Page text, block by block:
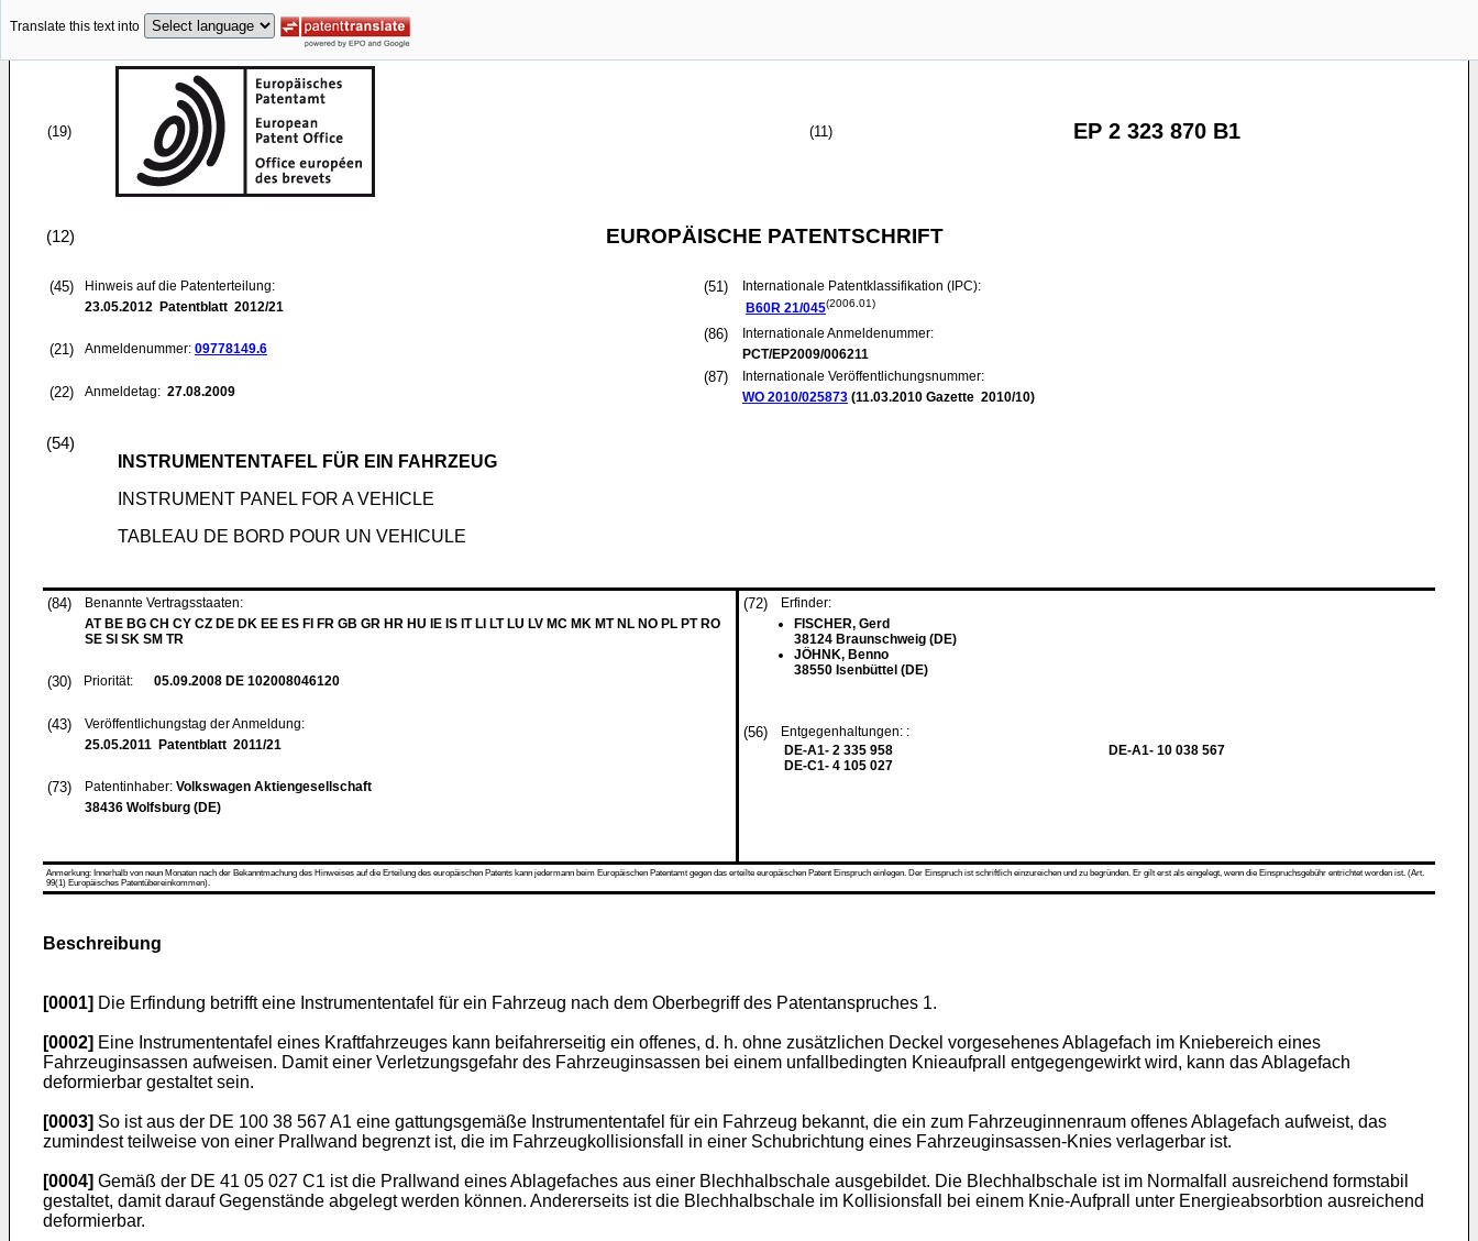
Translate this text into
(19) (11) EP 2 323 870 B1
(12) EUROPÄISCHE PATENTSCHRIFT
(45)
Hinweis auf die Patenterteilung:
23.05.2012 Patentblatt 2012/21
(21) Anmeldenummer: 09778149.6
(22) Anmeldetag: 27.08.2009
(51)
Internationale Patentklassifikation (IPC):
B60R 21/045(2006.01)
(86)
Internationale Anmeldenummer:
PCT/EP2009/006211
(87)
Internationale Veröffentlichungsnummer:
WO 2010/025873 (11.03.2010 Gazette 2010/10)
(54)
INSTRUMENTENTAFEL FÜR EIN FAHRZEUG
INSTRUMENT PANEL FOR A VEHICLE
TABLEAU DE BORD POUR UN VEHICULE
(84)
Benannte Vertragsstaaten:
AT BE BG CH CY CZ DE DK EE ES FI FR GB GR HR HU IE IS IT LI LT LU LV MC MK MT NL NO PL PT RO
SE SI SK SM TR
(30) Priorität: 05.09.2008 DE 102008046120
(43)
Veröffentlichungstag der Anmeldung:
25.05.2011 Patentblatt 2011/21
(73) Patentinhaber: Volkswagen Aktiengesellschaft
38436 Wolfsburg (DE)
(72)
Erfinder:
FISCHER, Gerd
38124 Braunschweig (DE)
JÖHNK, Benno
38550 Isenbüttel (DE)
(56)
Entgegenhaltungen: :
DE-A1- 2 335 958
DE-C1- 4 105 027
DE-A1- 10 038 567
Anmerkung: Innerhalb von neun Monaten nach der Bekanntmachung des Hinweises auf die Erteilung des europäischen Patents kann jedermann beim Europäischen Patentamt gegen das erteilte europäischen Patent Einspruch einlegen. Der Einspruch ist schriftlich einzureichen und zu begründen. Er gilt erst als eingelegt, wenn die Einspruchsgebühr entrichtet worden ist. (Art.
99(1) Europäisches Patentübereinkommen).
Beschreibung
[0001] Die Erfindung betrifft eine Instrumententafel für ein Fahrzeug nach dem Oberbegriff des Patentanspruches 1.
[0002] Eine Instrumententafel eines Kraftfahrzeuges kann beifahrerseitig ein offenes, d. h. ohne zusätzlichen Deckel vorgesehenes Ablagefach im Kniebereich eines
Fahrzeuginsassen aufweisen. Damit einer Verletzungsgefahr des Fahrzeuginsassen bei einem unfallbedingten Knieaufprall entgegengewirkt wird, kann das Ablagefach
deformierbar gestaltet sein.
[0003] So ist aus der DE 100 38 567 A1 eine gattungsgemäße Instrumententafel für ein Fahrzeug bekannt, die ein zum Fahrzeuginnenraum offenes Ablagefach aufweist, das
zumindest teilweise von einer Prallwand begrenzt ist, die im Fahrzeugkollisionsfall in einer Schubrichtung eines Fahrzeuginsassen-Knies verlagerbar ist.
[0004] Gemäß der DE 41 05 027 C1 ist die Prallwand eines Ablagefaches aus einer Blechhalbschale ausgebildet. Die Blechhalbschale ist im Normalfall ausreichend formstabil
gestaltet, damit darauf Gegenstände abgelegt werden können. Andererseits ist die Blechhalbschale im Kollisionsfall bei einem Knie-Aufprall unter Energieabsorbtion ausreichend
deformierbar.